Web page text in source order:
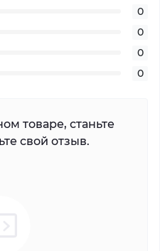
0
0
0
0
товаре, станьте
свой отзыв.